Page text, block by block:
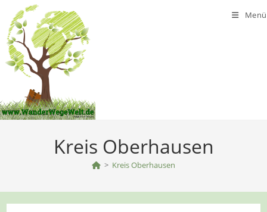
Inhalt
springen
Menü
Kreis Oberhausen
> Kreis Oberhausen